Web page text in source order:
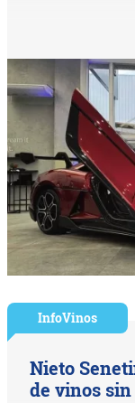
InfoVinos
Nieto
de vinos